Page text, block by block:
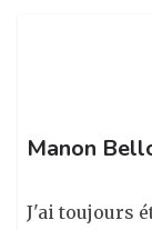
Manon
J'ai toujours